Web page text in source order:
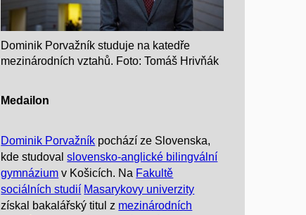
Dominik Porvažník studuje na katedře
mezinárodních vztahů. Foto: Tomáš Hrivňák
Medailon
Dominik Porvažník pochází ze Slovenska,
kde studovalslovensko-anglické bilingvální
gymnázium v Košicích. Na Fakultě
sociálních studií Masarykovy univerzity
získal bakalářský titul z mezinárodních